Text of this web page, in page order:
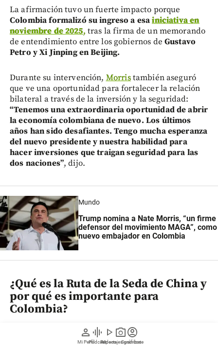
person
Mi Perfil
graphic_eq
Pódcast
play_arrow
Videos
photo_camera
Reportajes gráficos
account_circle
Suscríbete
La afirmación tuvo un fuerte impacto porque
Colombia formalizó su ingreso a esainiciativa en
noviembre de 2025, tras la firma de un memorando
de entendimiento entre los gobiernos de Gustavo
Petro y Xi Jinping en Beijing.
Durante su intervención, Morristambién aseguró
que ve una oportunidad para fortalecer la relación
bilateral a través de la inversión y la seguridad:
“Tenemos una extraordinaria oportunidad de abrir
la economía colombiana de nuevo. Los últimos
años han sido desafiantes. Tengo mucha esperanza
del nuevo presidente y nuestra habilidad para
hacer inversiones que traigan seguridad para las
dos naciones”, dijo.
Mundo
Trump nomina a Nate Morris, “un firme
defensor del movimiento MAGA”, como
nuevo embajador en Colombia
¿Qué es la Ruta de la Seda de China y
por qué es importante para
Colombia?
Iniciativa de la Franja y la Ruta
proyecto geopolítico de China para ampliar su